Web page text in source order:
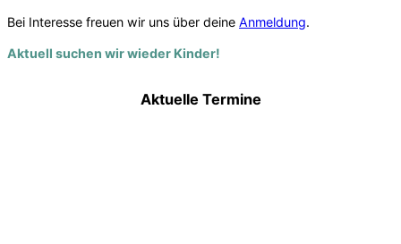
Bei Interesse freuen wir uns über deine Anmeldung.
Aktuell suchen wir wieder Kinder!
Aktuelle Termine